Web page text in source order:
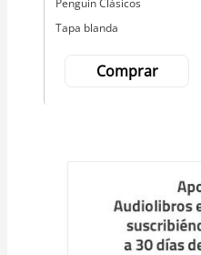
Tapa blanda
Comprar